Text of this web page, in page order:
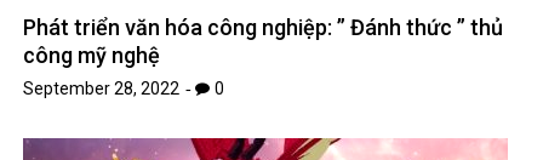
Phát triển văn hóa công nghiệp: ” Đánh thức ” thủ
công mỹ nghệ
September 28, 2022 0